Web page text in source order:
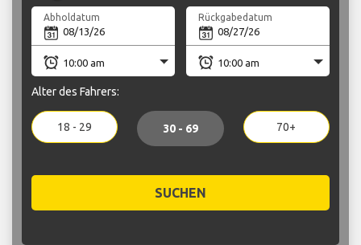
Abholdatum Rückgabedatum
Alter des Fahrers:
18 - 29 30 - 69 70+
SUCHEN